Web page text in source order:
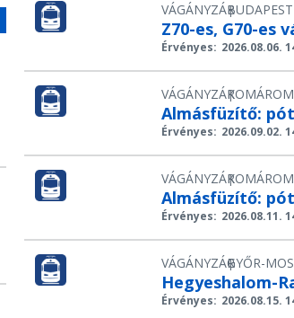
VÁGÁNYZÁR
|
BUDAPEST
Z70-es, G70-es
Érvényes: 2026.08.06.
VÁGÁNYZÁR
|
Almásfüzítő:
Érvényes: 2026.09.02.
VÁGÁNYZÁR
|
Almásfüzítő:
Érvényes: 2026.08.11.
VÁGÁNYZÁR
|
GYŐR-
Hegyeshalom-
Érvényes: 2026.08.15.